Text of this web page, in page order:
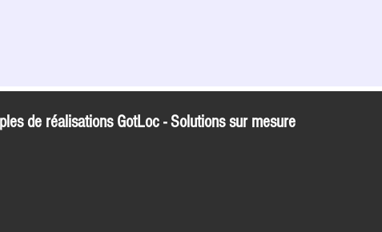
de réalisations GotLoc - Solutions sur mesure